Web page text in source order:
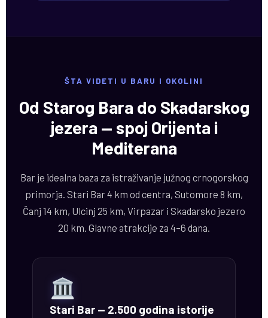
ŠTA VIDETI U BARU I OKOLINI
Od Starog Bara do Skadarskog
jezera — spoj Orijenta i
Mediterana
Bar je idealna baza za istraživanje južnog crnogorskog
primorja. Stari Bar 4 km od centra, Sutomore 8 km,
Čanj 14 km, Ulcinj 25 km, Virpazar i Skadarsko jezero
20 km. Glavne atrakcije za 4–6 dana.
Stari Bar — 2.500 godina istorije